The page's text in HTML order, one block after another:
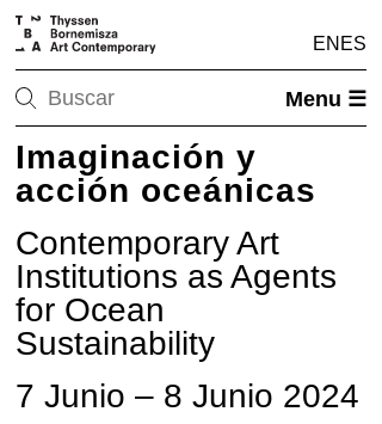
EN ES
Menu ☰
Imaginación y
acción oceánicas
Contemporary Art
Institutions as Agents
for Ocean
Sustainability
7 Junio – 8 Junio 2024